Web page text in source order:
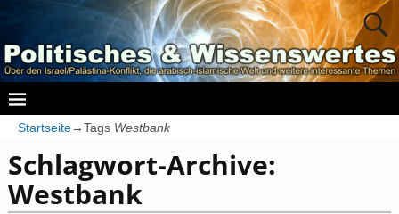
Startseite→Tags Westbank
Schlagwort-Archive:
Westbank